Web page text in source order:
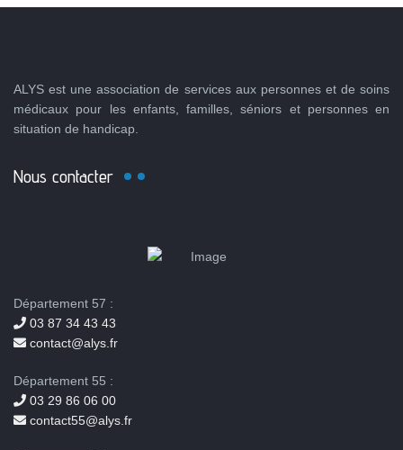
ALYS est une association de services aux personnes et de soins
médicaux pour les enfants, familles, séniors et personnes en
situation de handicap.
Nous contacter
Département 57 :
03 87 34 43 43
contact@alys.fr
Département 55 :
03 29 86 06 00
contact55@alys.fr